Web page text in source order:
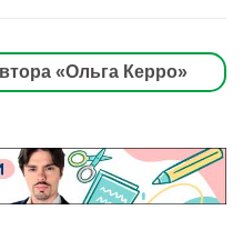
«Ольга Керро»